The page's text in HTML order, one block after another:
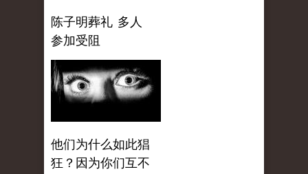
陈子明葬礼 多人
参加受阻
他们为什么如此猖
狂？因为你们互不